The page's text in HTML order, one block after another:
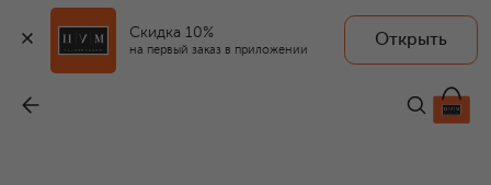
Скидка 10%
на первый заказ в приложении
Открыть